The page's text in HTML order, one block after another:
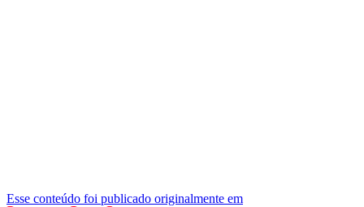
Esse conteúdo foi publicado originalmente em